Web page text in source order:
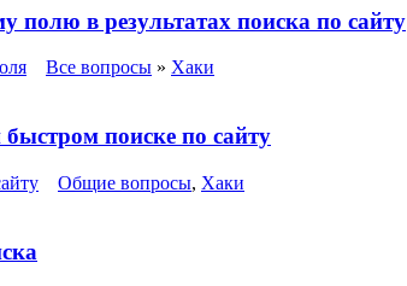
полю в результатах поиска по сайту
Все вопросы » Хаки
поиске по сайту
Общие вопросы, Хаки